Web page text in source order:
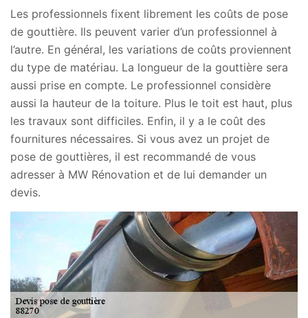
Les professionnels fixent librement les coûts de pose
de gouttière. Ils peuvent varier d’un professionnel à
l’autre. En général, les variations de coûts proviennent
du type de matériau. La longueur de la gouttière sera
aussi prise en compte. Le professionnel considère
aussi la hauteur de la toiture. Plus le toit est haut, plus
les travaux sont difficiles. Enfin, il y a le coût des
fournitures nécessaires. Si vous avez un projet de
pose de gouttières, il est recommandé de vous
adresser à MW Rénovation et de lui demander un
devis.